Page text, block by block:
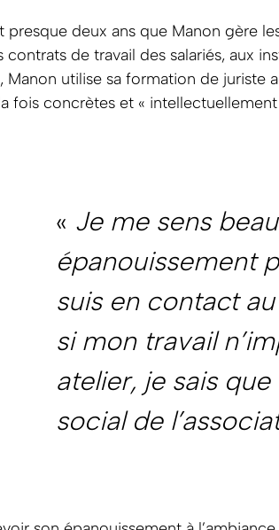
presque deux ans que Manon gère
contrats de travail des salariés, aux
utilise sa formation de juriste
fois concrètes et «
« Je me sens
épanouissement
suis en contact
si mon travail
atelier, je sais
social de